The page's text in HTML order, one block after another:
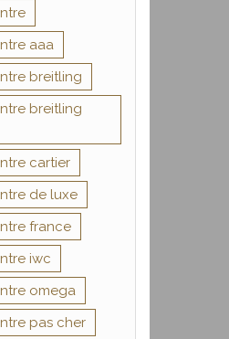
aaa
breitling
breitling
cartier
de luxe
france
iwc
omega
pas cher